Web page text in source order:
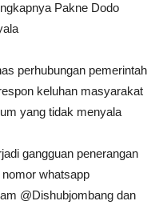
Pakne Dodo
perhubungan pemerintah
keluhan masyarakat
yang tidak menyala
gangguan penerangan
whatsapp
@Dishubjombang dan